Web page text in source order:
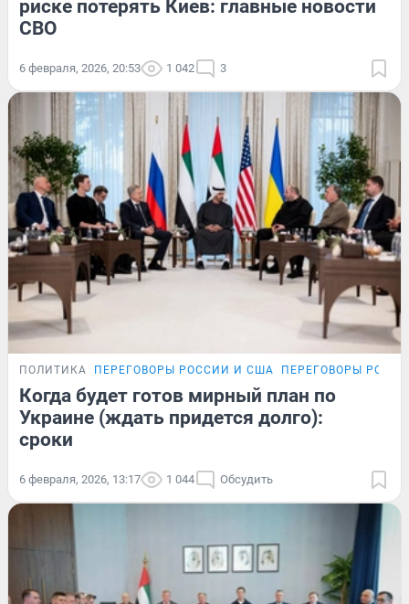
риске потерять Киев: главные новости
СВО
6 февраля, 2026, 20:53 1 042 3
ПОЛИТИКА ПЕРЕГОВОРЫ РОССИИ И США ПЕРЕГОВОРЫ
Когда будет готов мирный план по
Украине (ждать придется долго):
сроки
6 февраля, 2026, 13:17 1 044 Обсудить